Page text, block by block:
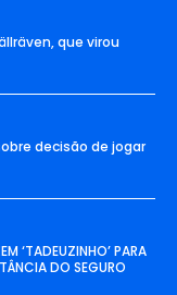
que virou
decisão de jogar
‘TADEUZINHO’ PARA
DO SEGURO